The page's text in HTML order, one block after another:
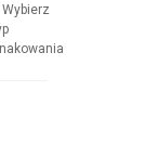
Wybierz